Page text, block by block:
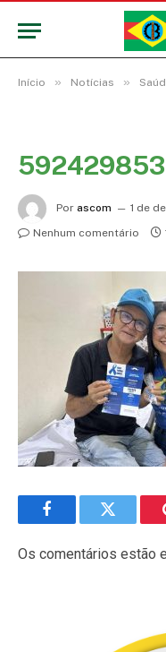
Início » Notícias »
Por ascom
1 de
Nenhum comentário
FacebookTwitter
Os comentários estão